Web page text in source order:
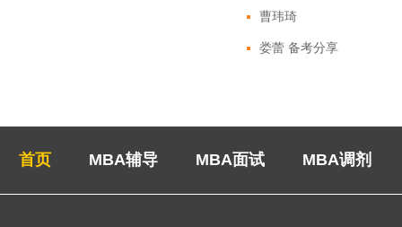
曹玮琦
娄蕾 备考分享
首页 MBA辅导 MBA面试 MBA调剂